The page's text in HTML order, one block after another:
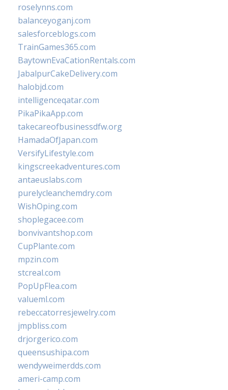
roselynns.com
balanceyoganj.com
salesforceblogs.com
TrainGames365.com
BaytownEvaCationRentals.com
JabalpurCakeDelivery.com
halobjd.com
intelligenceqatar.com
PikaPikaApp.com
takecareofbusinessdfw.org
HamadaOfJapan.com
VersifyLifestyle.com
kingscreekadventures.com
antaeuslabs.com
purelycleanchemdry.com
WishOping.com
shoplegacee.com
bonvivantshop.com
CupPlante.com
mpzin.com
stcreal.com
PopUpFlea.com
valueml.com
rebeccatorresjewelry.com
jmpbliss.com
drjorgerico.com
queensushipa.com
wendyweimerdds.com
ameri-camp.com